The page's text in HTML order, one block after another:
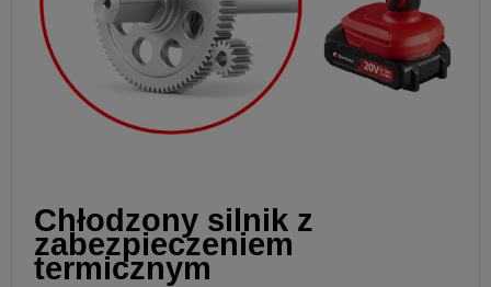
Chłodzony silnik z
zabezpieczeniem
termicznym